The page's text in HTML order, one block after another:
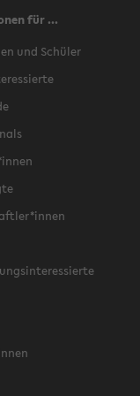
für ...
und Schüler